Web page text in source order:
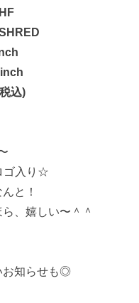
込)
ゴ入り☆
と！
、嬉しい〜＾＾
お知らせも◎